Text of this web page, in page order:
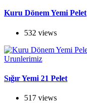
Kuru Dönem Yemi Pelet
532 views
Urunlerimiz
Sığır Yemi 21 Pelet
517 views